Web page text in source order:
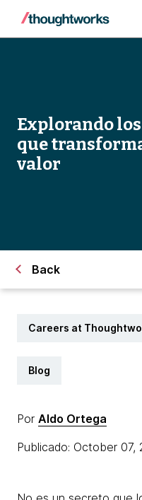
Explorando
que
valor
Back
Careers at
Blog
Por Aldo Ortega
Publicado: October 07,